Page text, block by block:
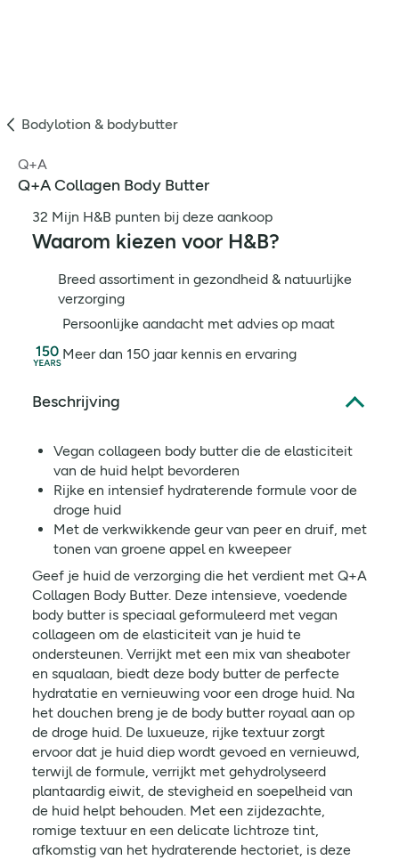
Bodylotion & bodybutter
Q+A
Q+A Collagen Body Butter
32 Mijn H&B punten bij deze aankoop
Waarom kiezen voor H&B?
Breed assortiment in gezondheid & natuurlijke
verzorging
Persoonlijke aandacht met advies op maat
Meer dan 150 jaar kennis en ervaring
Beschrijving
Vegan collageen body butter die de elasticiteit
van de huid helpt bevorderen
Rijke en intensief hydraterende formule voor de
droge huid
Met de verkwikkende geur van peer en druif, met
tonen van groene appel en kweepeer
Geef je huid de verzorging die het verdient met Q+A
Collagen Body Butter. Deze intensieve, voedende
body butter is speciaal geformuleerd met vegan
collageen om de elasticiteit van je huid te
ondersteunen. Verrijkt met een mix van sheaboter
en squalaan, biedt deze body butter de perfecte
hydratatie en vernieuwing voor een droge huid. Na
het douchen breng je de body butter royaal aan op
de droge huid. De luxueuze, rijke textuur zorgt
ervoor dat je huid diep wordt gevoed en vernieuwd,
terwijl de formule, verrijkt met gehydrolyseerd
plantaardig eiwit, de stevigheid en soepelheid van
de huid helpt behouden. Met een zijdezachte,
romige textuur en een delicate lichtroze tint,
afkomstig van het hydraterende hectoriet, is deze